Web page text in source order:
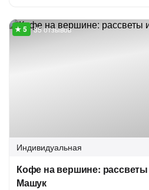
35 отзывов
Индивидуальная
Кофе на вершине: рассветы
Машук